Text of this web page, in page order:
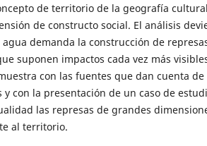
de territorio de la geografía
de constructo social. El análisis
demanda la construcción de
suponen impactos cada vez más
con las fuentes que dan cuenta de
y con la presentación de un caso de
las represas de grandes
al territorio.